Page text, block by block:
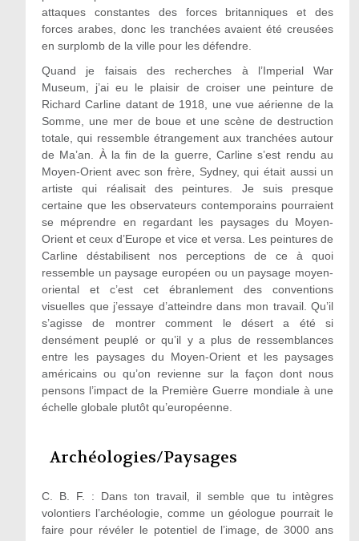
attaques constantes des forces britanniques et des
forces arabes, donc les tranchées avaient été creusées
en surplomb de la ville pour les défendre.
Quand je faisais des recherches à l’Imperial War
Museum, j’ai eu le plaisir de croiser une peinture de
Richard Carline datant de 1918, une vue aérienne de la
Somme, une mer de boue et une scène de destruction
totale, qui ressemble étrangement aux tranchées autour
de Ma’an. À la fin de la guerre, Carline s’est rendu au
Moyen-Orient avec son frère, Sydney, qui était aussi un
artiste qui réalisait des peintures. Je suis presque
certaine que les observateurs contemporains pourraient
se méprendre en regardant les paysages du Moyen-
Orient et ceux d’Europe et vice et versa. Les peintures de
Carline déstabilisent nos perceptions de ce à quoi
ressemble un paysage européen ou un paysage moyen-
oriental et c’est cet ébranlement des conventions
visuelles que j’essaye d’atteindre dans mon travail. Qu’il
s’agisse de montrer comment le désert a été si
densément peuplé or qu’il y a plus de ressemblances
entre les paysages du Moyen-Orient et les paysages
américains ou qu’on revienne sur la façon dont nous
pensons l’impact de la Première Guerre mondiale à une
échelle globale plutôt qu’européenne.
Archéologies/Paysages
C. B. F. : Dans ton travail, il semble que tu intègres
volontiers l’archéologie, comme un géologue pourrait le
faire pour révéler le potentiel de l’image, de 3000 ans